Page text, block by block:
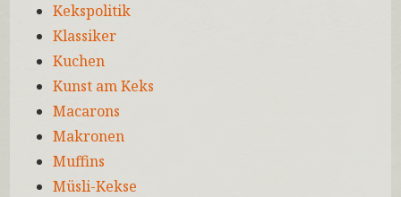
Kekspolitik
Klassiker
Kuchen
Kunst am Keks
Macarons
Makronen
Muffins
Müsli-Kekse